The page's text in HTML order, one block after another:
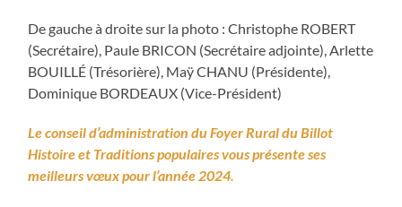
De gauche à droite sur la photo : Christophe ROBERT
(Secrétaire), Paule BRICON (Secrétaire adjointe), Arlette
BOUILLÉ (Trésorière), Maÿ CHANU (Présidente),
Dominique BORDEAUX (Vice-Président)
Le conseil d’administration du Foyer Rural du Billot
Histoire et Traditions populaires vous présente ses
meilleurs vœux pour l’année 2024.